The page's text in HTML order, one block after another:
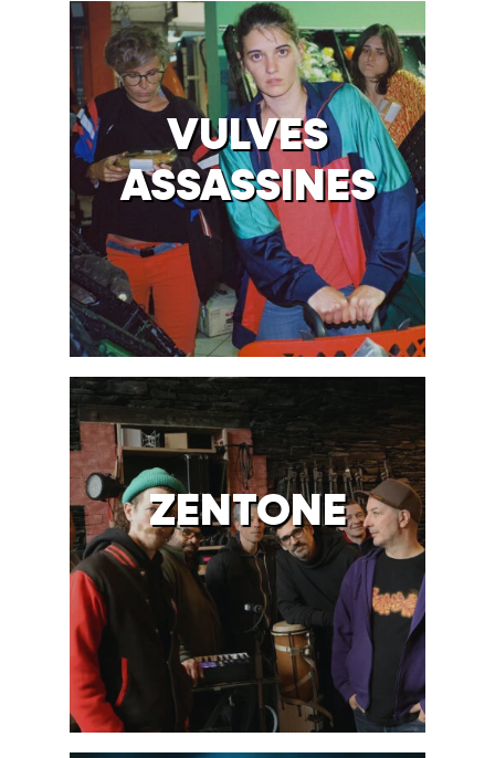
VULVES
ASSASSINES
ZENTONE